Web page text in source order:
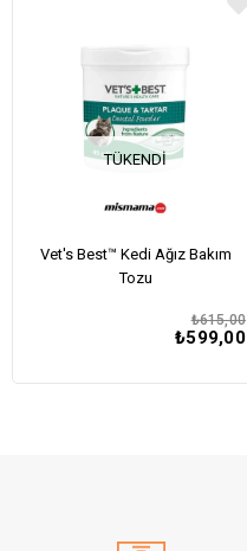
TÜKENDI
Vet's Best™ Kedi Ağız Bakım
Tozu
₺599,00
₺615,00